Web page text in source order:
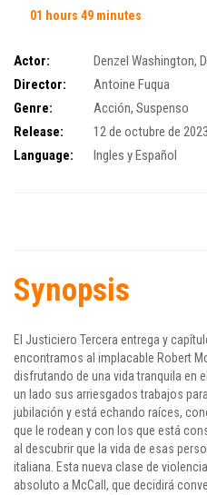
01 hours 49 minutes
Actor: Denzel Washington,
Director:
Antoine Fuqua
Genre:
Acción, Suspenso
Release:
12 de octubre de 2023
Language:
Ingles y Español
Synopsis
El Justiciero Tercera entrega y
encontramos al implacable Robert
disfrutando de una vida tranquila en
un lado sus arriesgados trabajos
jubilación y está echando raíces,
que le rodean y con los que está
al descubrir que la vida de esas
italiana. Esta nueva clase de
absoluto a McCall, que decidirá